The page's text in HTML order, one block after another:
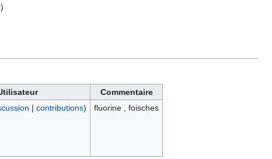
)
Commentaire
| contributions) fluorine , foisches